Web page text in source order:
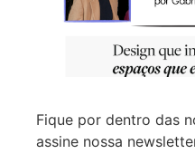
Fique por dentro das
assine nossa